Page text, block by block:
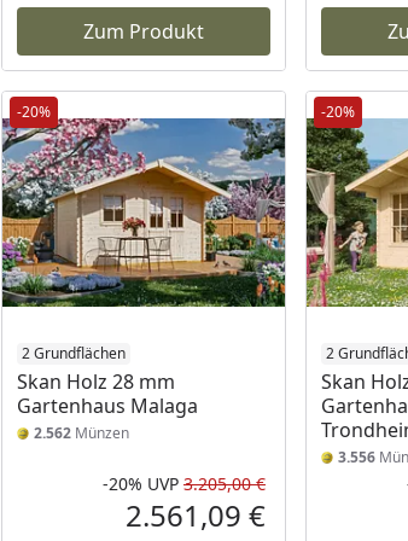
Zum Produkt
in ProzentPreis
Preis
-20%
2 Grundflächen
Skan Holz 28 mm
Gartenhaus Malaga
2.562 Münzen
Rabatt in Prozent
-20%
Ursprünglicher
UVP 3.205,00 €
Aktueller Preis
2.561,09 €
-20%
2
Skan
3.556